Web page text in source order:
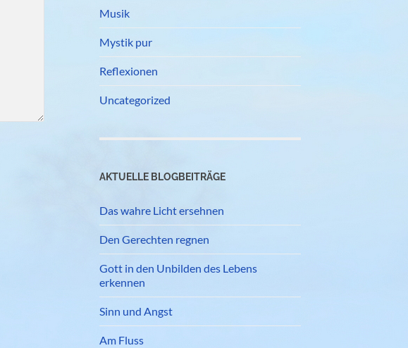
Musik
Mystik pur
Reflexionen
Uncategorized
AKTUELLE BLOGBEITRÄGE
Das wahre Licht ersehnen
Den Gerechten regnen
Gott in den Unbilden des Lebens
erkennen
Sinn und Angst
Am Fluss